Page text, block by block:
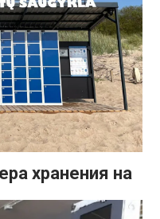
хранения на